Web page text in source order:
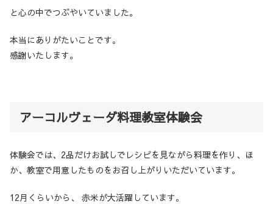
と心の中でつぶやいていました。
本当にありがたいことです。
感謝いたします。
アーコルヴェーダ料理教室体験会
体験会では、2品だけお試しでレシピを見ながら料理を作り、ほ
か、教室で用意したものをお召し上がりいただいています。
12月くらいから、 赤米が大活躍しています。